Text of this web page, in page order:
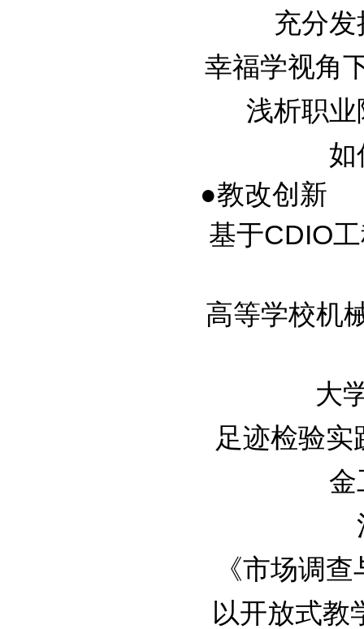
充分
幸福学视角
浅析职业
如
●教改创新
基于CDIO
高等学校机
大
足迹检验实
金
《市场调
以开放式教